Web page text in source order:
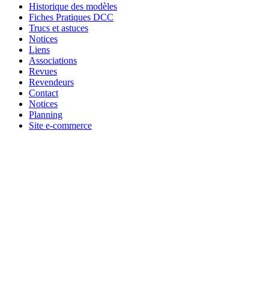
Historique des modèles
Fiches Pratiques DCC
Trucs et astuces
Notices
Liens
Associations
Revues
Revendeurs
Contact
Notices
Planning
Site e-commerce